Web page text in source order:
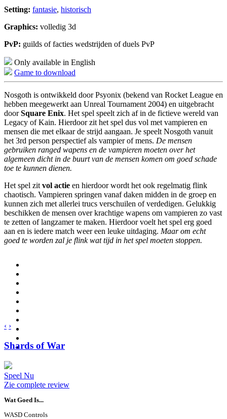
Setting: fantasie, historisch
Graphics: volledig 3d
PvP: guilds of facties wedstrijden of duels PvP
Only available in English
Game to download
Nosgoth is ontwikkeld door Psyonix (bekend van Rocket League en
hebben meegewerkt aan Unreal Tournament 2004) en uitgebracht
doorSquare Enix. Het spel speelt zich af in de fictieve wereld van
Legacy of Kain. Hierdoor zit het spel dus vol met vampieren en
mensen die met elkaar de strijd aangaan. Je speelt Nosgoth vanuit
het 3rd person perspectief als vampier of mens. De mensen
gebruiken ranged wapens en de vampieren moeten over het
algemeen dicht in de buurt van de mensen komen om goed schade
toe te kunnen dienen.
Het spel zit vol actie en hierdoor wordt het ook regelmatig flink
chaotisch. Vampieren springen vanaf daken midden in de groep en
kunnen zich met allerlei trucs verschuilen of verdedigen. Gelukkig
beschikken de mensen over krachtige wapens om vampieren zo vast
te zetten of langzamer te maken. Hierdoor voelt het spel erg goed
aan en is iedere match weer een leuke uitdaging. Maar om echt
goed te worden zal je flink wat tijd in het spel moeten stoppen.
‹ ›
Shards of War
Speel Nu
Zie complete review
Wat Goed Is...
WASD Controls